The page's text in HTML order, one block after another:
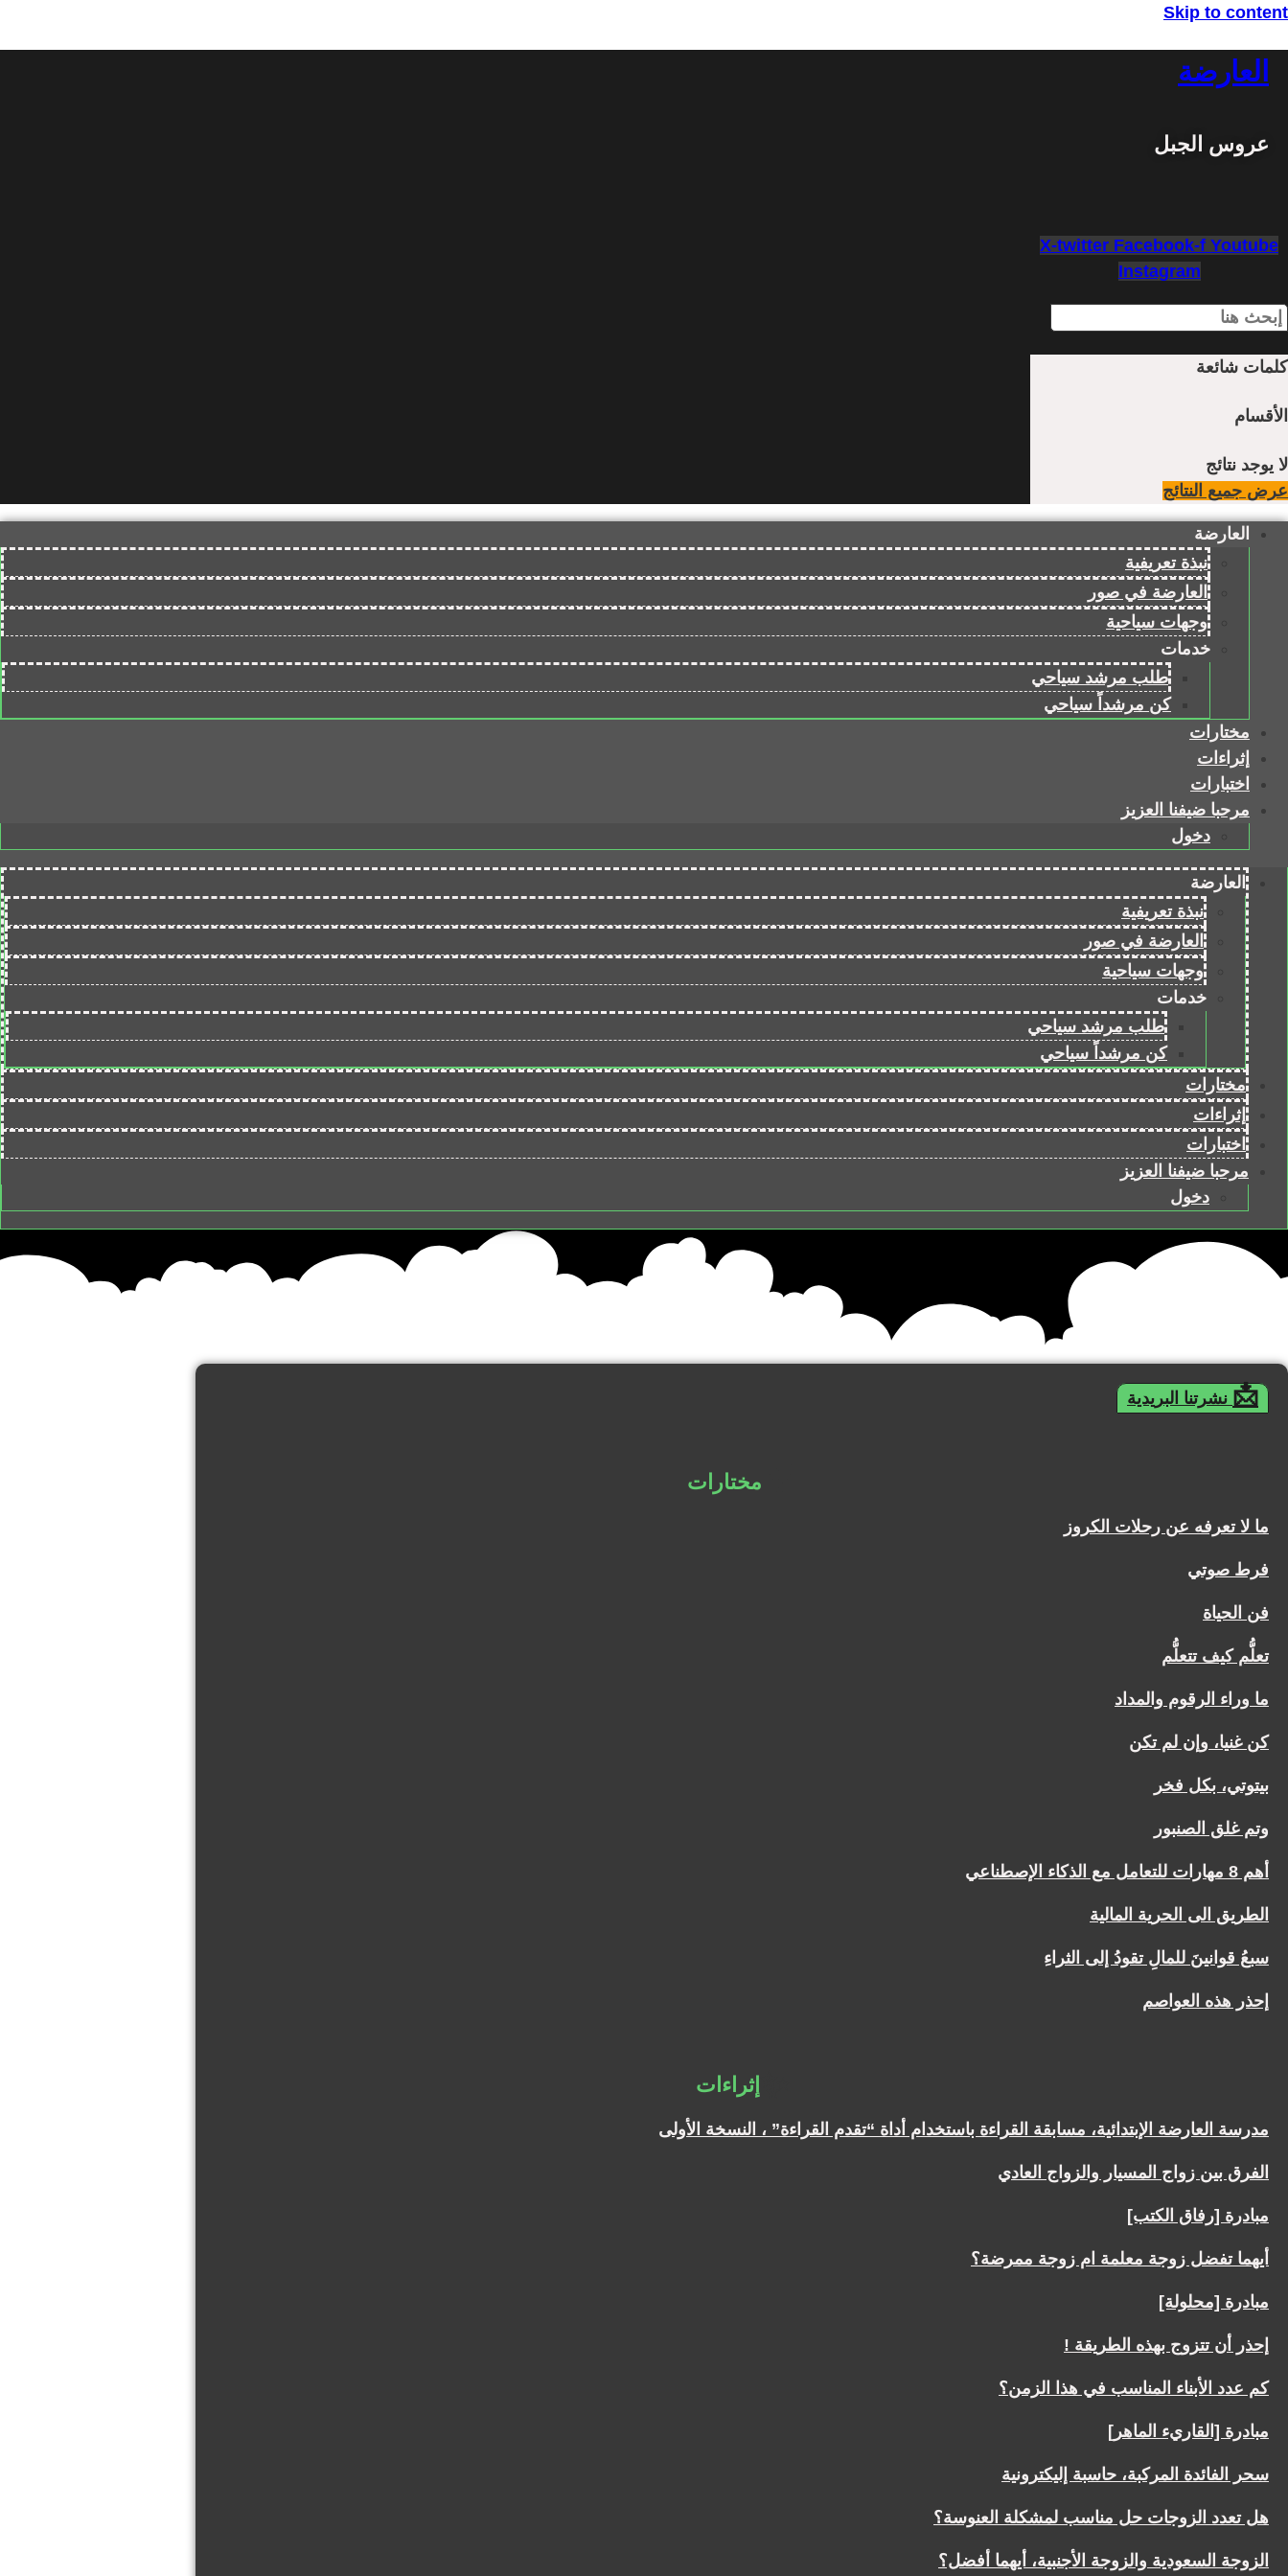
Skip to content
العارضة
عروس الجبل
X-twitter Facebook-f Youtube
Instagram
كلمات شائعة
الأقسام
لا يوجد نتائج
عرض جميع النتائج
العارضة
نبذة تعريفية
العارضة في صور
وجهات سياحية
خدمات
طلب مرشد سياحي
كن مرشداً سياحي
مختارات
إثراءات
اختبارات
مرحبا ضيفنا العزيز
دخول
العارضة
نبذة تعريفية
العارضة في صور
وجهات سياحية
خدمات
طلب مرشد سياحي
كن مرشداً سياحي
مختارات
إثراءات
اختبارات
مرحبا ضيفنا العزيز
دخول
📩 نشرتنا البريدية
مختارات
ما لا تعرفه عن رحلات الكروز
فرط صوتي
فن الحياة
تعلُّم كيف تتعلُّم
ما وراء الرقوم والمداد
كن غنيا، وإن لم تكن
بيتوتي، بكل فخر
وتم غلق الصنبور
أهم 8 مهارات للتعامل مع الذكاء الإصطناعي
الطريق الى الحرية المالية
سبعُ قوانينَ للمالِ تقودُ إلى الثراءِ
إحذر هذه العواصم
✨إثراءات
مدرسة العارضة الإبتدائية، مسابقة القراءة باستخدام أداة “تقدم القراءة” ، النسخة الأولى
الفرق بين زواج المسيار والزواج العادي
مبادرة [رفاق الكتب]
أيهما تفضل زوجة معلمة ام زوجة ممرضة؟
مبادرة [محلولة]
إحذر أن تتزوج بهذه الطريقة !
كم عدد الأبناء المناسب في هذا الزمن؟
مبادرة [القاريء الماهر]
سحر الفائدة المركبة، حاسبة إليكترونية
هل تعدد الزوجات حل مناسب لمشكلة العنوسة؟
الزوجة السعودية والزوجة الأجنبية، أيهما أفضل؟